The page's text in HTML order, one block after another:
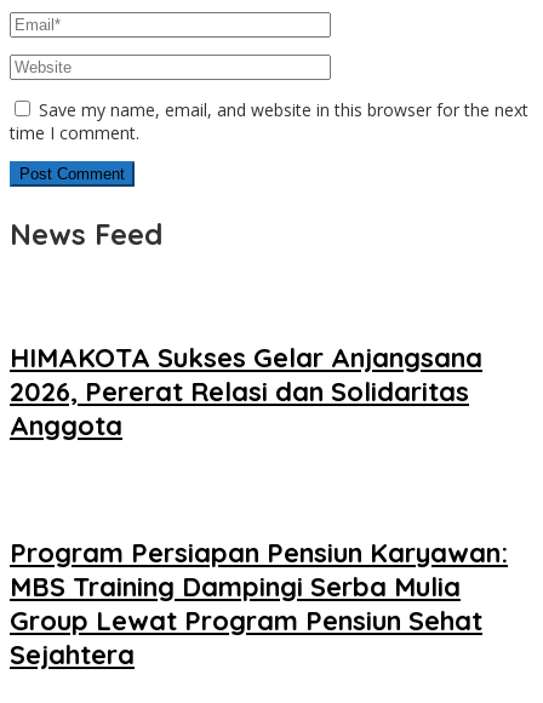
Save my name, email, and website in this browser for the next
time I comment.
News Feed
HIMAKOTA Sukses Gelar Anjangsana
2026, Pererat Relasi dan Solidaritas
Anggota
Program Persiapan Pensiun Karyawan:
MBS Training Dampingi Serba Mulia
Group Lewat Program Pensiun Sehat
Sejahtera